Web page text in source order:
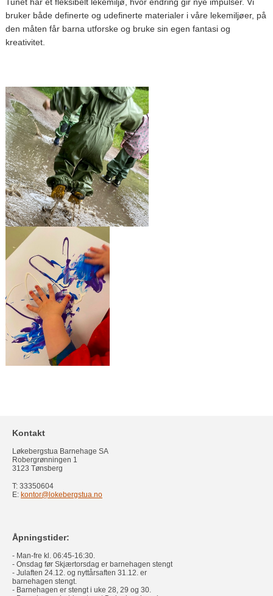
bruker både definerte og udefinerte materialer i våre lekemiljøer, på
den måten får barna utforske og bruke sin egen fantasi og
kreativitet.
Kontakt
Løkebergstua Barnehage SA
Robergrønningen 1
3123 Tønsberg
T: 33350604
E: kontor@lokebergstua.no
Åpningstider:
- Man-fre kl. 06:45-16:30.
- Onsdag før Skjærtorsdag er barnehagen stengt
- Julaften 24.12. og nyttårsaften 31.12. er
barnehagen stengt.
- Barnehagen er stengt i uke 28, 29 og 30.